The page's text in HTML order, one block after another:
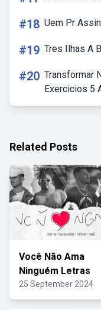
#18 Uem Pr
#19 Tres Ilhas A
#20 Transformar
Exercicios 5
Related Posts
Você Não Ama
Ninguém Letras
25 September 2024